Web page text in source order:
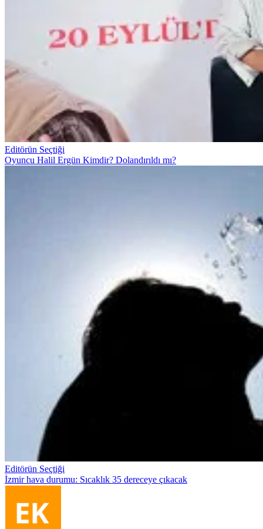
Editörün Seçtiği
Oyuncu Halil Ergün Kimdir? Dolandırıldı mı?
Editörün Seçtiği
İzmir hava durumu: Sıcaklık 35 dereceye çıkacak